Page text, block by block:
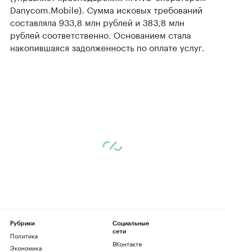
Danycom.Mobile). Сумма исковых требований
составляла 933,8 млн рублей и 383,8 млн
рублей соответственно. Основанием стала
накопившаяся задолженность по оплате услуг.
Рубрики
Политика
Экономика
Социальные
сети
ВКонтакте